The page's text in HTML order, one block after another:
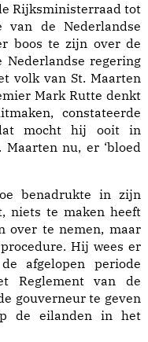
Rijksministerraad tot
de Nederlandse
boos te zijn over de
Nederlandse regering
volk van St. Maarten
Mark Rutte denkt
constateerde
mocht hij ooit in
nu, er ‘bloed
benadrukte in zijn
niets te maken heeft
over te nemen, maar
Hij wees er
afgelopen periode
Reglement van de
gouverneur te geven
de eilanden in het